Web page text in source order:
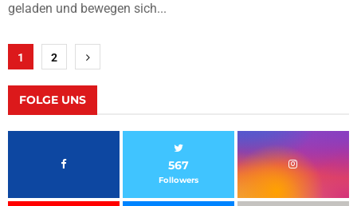
geladen und bewegen sich...
Seitennummerierung
der
Beiträge
1 2
FOLGE UNS
567
Followers